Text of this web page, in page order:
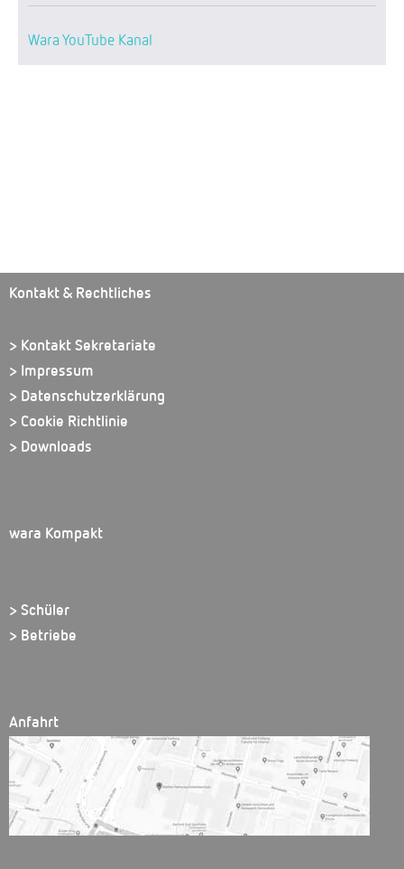
Wara YouTube Kanal
Kontakt & Rechtliches
> Kontakt Sekretariate
> Impressum
> Datenschutzerklärung
> Cookie Richtlinie
> Downloads
wara Kompakt
> Schüler
> Betriebe
Anfahrt